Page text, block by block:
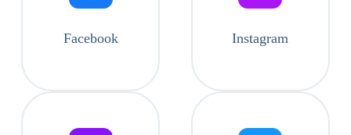
Facebook Instagram